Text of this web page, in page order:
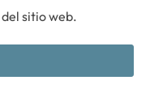
del sitio web.